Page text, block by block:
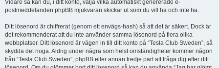
Vidare så kan du, i ditt konto, välja vilka automatiskt genererade e-
postmeddelanden phpBB mjukvaran skickar ut som du vill ha och inte ha.
Ditt lösenord är chiffrerat (genom ett envägs-hash) så att det är säkert. Dock är
det rekommenderat att du inte använder samma lösenord på flera olika
webbplatser. Ditt lösenord är vägen in till ditt konto på “Tesla Club Sweden”, så
skydda det noga. Aldrig under några som helst omständigheter kommer någon
från “Tesla Club Sweden”, phpBB eller annan tredje part att fråga dig efter ditt